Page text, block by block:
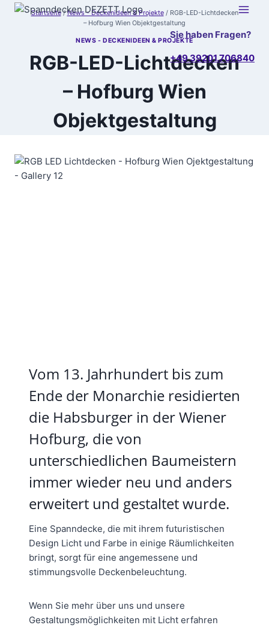
Zum
Sie haben Fragen?
+49 39201.706840
Startseite/News - Deckenideen & Projekte/ RGB-LED-Lichtdecken
– Hofburg Wien Objektgestaltung
NEWS - DECKENIDEEN & PROJEKTE
RGB-LED-Lichtdecken
– Hofburg Wien
Objektgestaltung
Vom 13. Jahrhundert bis zum
Ende der Monarchie residierten
die Habsburger in der Wiener
Hofburg, die von
unterschiedlichen Baumeistern
immer wieder neu und anders
erweitert und gestaltet wurde.
Eine Spanndecke, die mit ihrem futuristischen
Design Licht und Farbe in einige Räumlichkeiten
bringt, sorgt für eine angemessene und
stimmungsvolle Deckenbeleuchtung.
Wenn Sie mehr über uns und unsere
Gestaltungsmöglichkeiten mit Licht erfahren